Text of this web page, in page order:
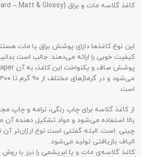
کاغذ گلاسه مات و براق (Coated Paper & Board – Matt & Glossy):
این نوع کاغذها دارای پوشش براق یا مات
کیفیت خوبی را ارائه می‌دهند. جالب است
است.
از کاغذ گلاسه برای چاپ رنگی، ترامه و چاپ
بالا استفاده می‌شود و مواد تشکیل دهنده آن
چینی است. البته گفتنی است نوع ارزان‌تر آن
الیاف بازیافتی تولید می‌شود.
کاغذ گلاسه‌ی مات و یا ابریشمی را نیز با روش